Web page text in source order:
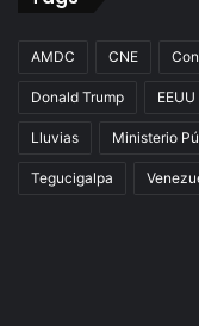
AMDC CNE
Donald Trump EEUU
Lluvias Ministerio
Tegucigalpa